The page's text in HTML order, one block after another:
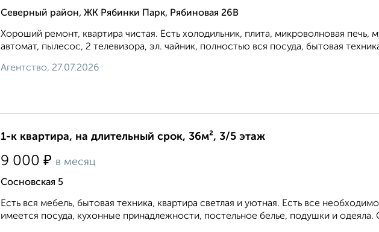
Северный район, ЖК Рябинки Парк, Рябиновая 26В
Хороший ремонт, квартира чистая. Есть холодильник, плита, микроволновая печь,
автомат, пылесос, 2 телевизора, эл. чайник, полностью вся посуда, бытовая
Агентство, 27.07.2026
1-к квартира, на длительный срок, 36м², 3/5 этаж
9 000 ₽ в месяц
Сосновская 5
Есть вся мебель, бытовая техника, квартира светлая и уютная. Есть все
имеется посуда, кухонные принадлежности, постельное белье, подушки и одеяла.